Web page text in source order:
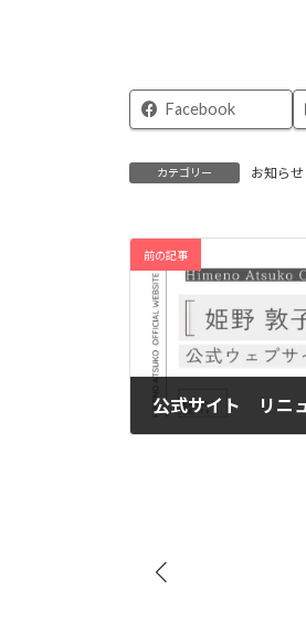
Facebook
カテゴリー お知らせ
前の記事
公式サイト リニ